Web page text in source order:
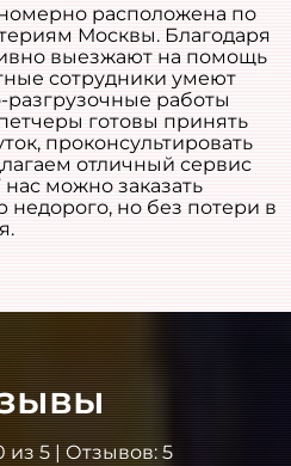
расположена по
Москвы. Благодаря
выезжают на помощь
сотрудники умеют
работы
готовы принять
проконсультировать
отличный сервис
можно заказать
недорого, но без потери в
из5 | Отзывов:5